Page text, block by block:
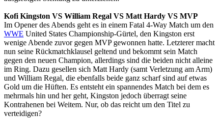
Kofi Kingston VS William Regal VS Matt Hardy VS MVP
Im Opener des Abends geht es in einem Fatal 4-Way Match um den
WWE United States Championship-Gürtel, den Kingston erst
wenige Abende zuvor gegen MVP gewonnen hatte. Letzterer macht
nun seine Rückmatchklausel geltend und bekommt sein Match
gegen den neuen Champion, allerdings sind die beiden nicht alleine
im Ring. Dazu gesellen sich Matt Hardy (samt Verletzung am Arm)
und William Regal, die ebenfalls beide ganz scharf sind auf etwas
Gold um die Hüften. Es entsteht ein spannendes Match bei dem es
mehrmals hin und her geht, Kingston jedoch überragt seine
Kontrahenen bei Weitem. Nur, ob das reicht um den Titel zu
verteidigen?